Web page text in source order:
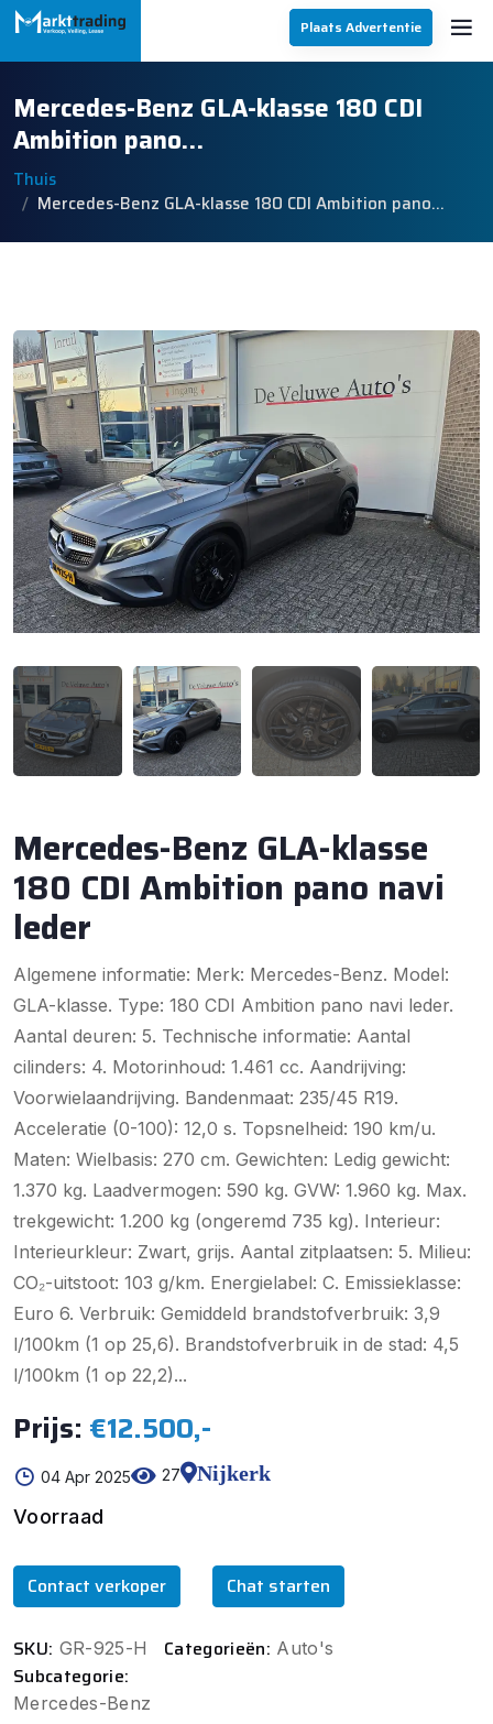
Plaats Advertentie
Mercedes-Benz GLA-klasse 180 CDI
Ambition pano…
Thuis
Mercedes-Benz GLA-klasse 180 CDI Ambition pano…
Mercedes-Benz GLA-klasse
180 CDI Ambition pano navi
leder
Algemene informatie: Merk: Mercedes-Benz. Model:
GLA-klasse. Type: 180 CDI Ambition pano navi leder.
Aantal deuren: 5. Technische informatie: Aantal
cilinders: 4. Motorinhoud: 1.461 cc. Aandrijving:
Voorwielaandrijving. Bandenmaat: 235/45 R19.
Acceleratie (0-100): 12,0 s. Topsnelheid: 190 km/u.
Maten: Wielbasis: 270 cm. Gewichten: Ledig gewicht:
1.370 kg. Laadvermogen: 590 kg. GVW: 1.960 kg. Max.
trekgewicht: 1.200 kg (ongeremd 735 kg). Interieur:
Interieurkleur: Zwart, grijs. Aantal zitplaatsen: 5. Milieu:
CO₂-uitstoot: 103 g/km. Energielabel: C. Emissieklasse:
Euro 6. Verbruik: Gemiddeld brandstofverbruik: 3,9
l/100km (1 op 25,6). Brandstofverbruik in de stad: 4,5
l/100km (1 op 22,2)...
Prijs: €12.500,-
04 Apr 2025 27
Nijkerk
Voorraad
Contact verkoper Chat starten
SKU: GR-925-H Categorieën: Auto's
Subcategorie:
Mercedes-Benz